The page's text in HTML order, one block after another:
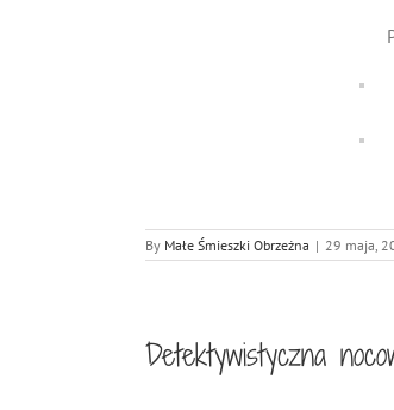
By Małe Śmieszki Obrzeżna | 29 maja,
Detektywistyczna